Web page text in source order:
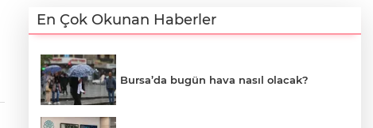
En Çok Okunan Haberler
Bursa’da bugün hava nasıl olacak?